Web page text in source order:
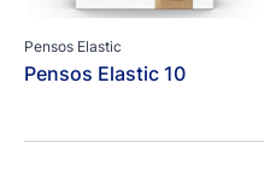
Pensos Elastic
Pensos Elastic 10